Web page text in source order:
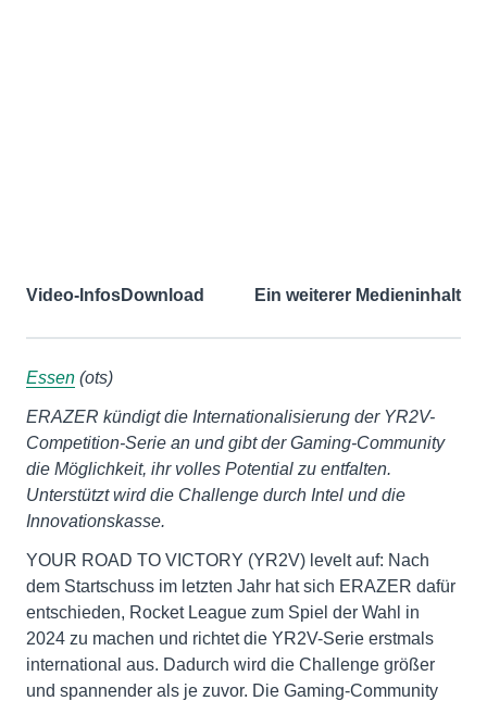
Video-InfosDownload Ein weiterer Medieninhalt
Essen (ots)
ERAZER kündigt die Internationalisierung der YR2V-
Competition-Serie an und gibt der Gaming-Community
die Möglichkeit, ihr volles Potential zu entfalten.
Unterstützt wird die Challenge durch Intel und die
Innovationskasse.
YOUR ROAD TO VICTORY (YR2V) levelt auf: Nach
dem Startschuss im letzten Jahr hat sich ERAZER dafür
entschieden, Rocket League zum Spiel der Wahl in
2024 zu machen und richtet die YR2V-Serie erstmals
international aus. Dadurch wird die Challenge größer
und spannender als je zuvor. Die Gaming-Community